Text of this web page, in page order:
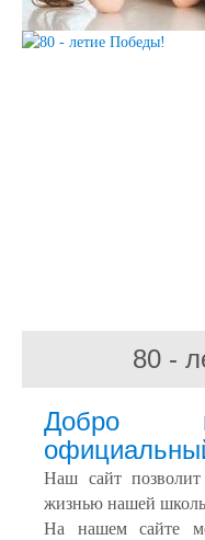
80 -
Добро
Наш сайт
жизнью нашей
На нашем сайте